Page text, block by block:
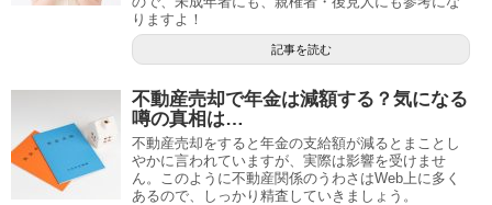
りますよ！
記事を読む
不動産売却で年金は減額する？気になる
噂の真相は…
不動産売却をすると年金の支給額が減るとまことし
やかに言われていますが、実際は影響を受けませ
ん。このように不動産関係のうわさはWeb上に多く
あるので、しっかり精査していきましょう。